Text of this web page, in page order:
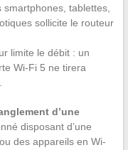
tablettes,
sollicite le routeur
limite le débit : un
Wi-Fi 5 ne tirera
d’une
disposant d’une
des appareils en Wi-